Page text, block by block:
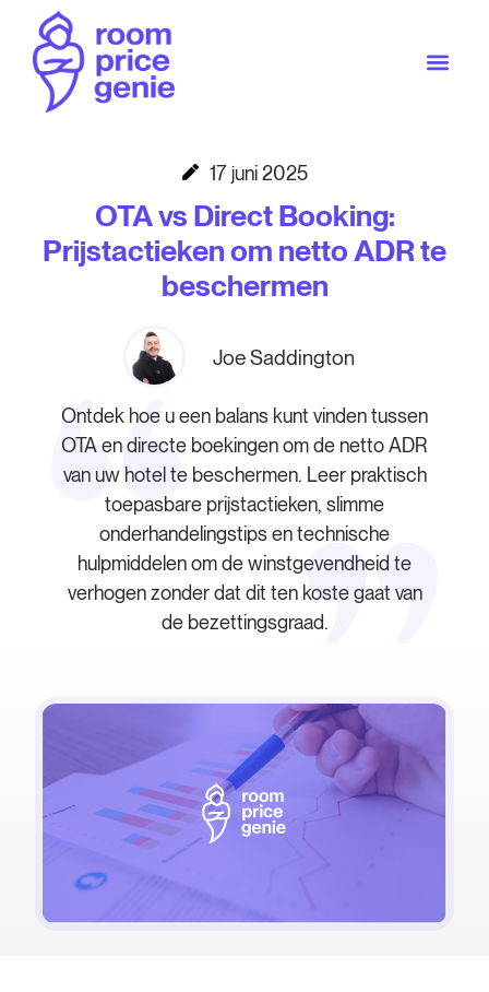
17 juni 2025
OTA vs Direct Booking:
Prijstactieken om netto ADR te
beschermen
Joe Saddington
Ontdek hoe u een balans kunt vinden tussen
OTA en directe boekingen om de netto ADR
van uw hotel te beschermen. Leer praktisch
toepasbare prijstactieken, slimme
onderhandelingstips en technische
hulpmiddelen om de winstgevendheid te
verhogen zonder dat dit ten koste gaat van
de bezettingsgraad.